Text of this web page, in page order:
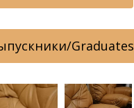
Graduates